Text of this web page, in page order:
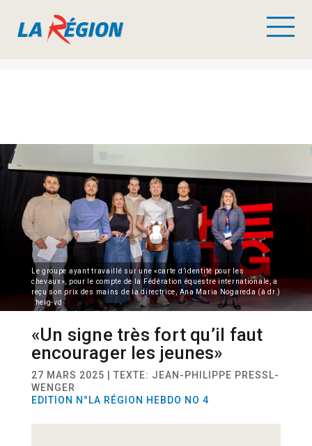
ACTUALITÉ
Le groupe ayant travaillé sur une «carte d’identité pour les
chevaux», pour le compte de la Fédération équestre internationale, a
reçu son prix des mains de la directrice, Ana Maria Nogareda (à dr.)
heig-vd
«Un signe très fort qu’il faut
encourager les jeunes»
27 MARS 2025 | TEXTE: JEAN-PHILIPPE PRESSL-
WENGER
EDITION N°LA RÉGION HEBDO NO 4